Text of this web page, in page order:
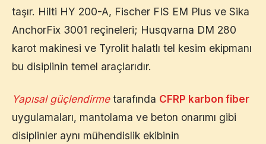
taşır. Hilti HY 200-A, Fischer FIS EM Plus ve Sika
AnchorFix 3001 reçineleri; Husqvarna DM 280
karot makinesi ve Tyrolit halatlı tel kesim ekipmanı
bu disiplinin temel araçlarıdır.
Yapısal güçlendirmetarafında CFRP karbon fiber
uygulamaları, mantolama ve beton onarımı gibi
disiplinler aynı mühendislik ekibinin